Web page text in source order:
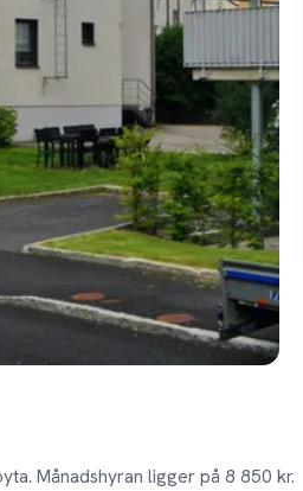
Månadshyran ligger på 8 850 kr.